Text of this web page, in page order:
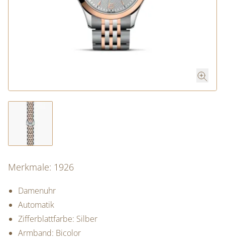
Merkmale: 1926
Damenuhr
Automatik
Zifferblattfarbe: Silber
Armband: Bicolor